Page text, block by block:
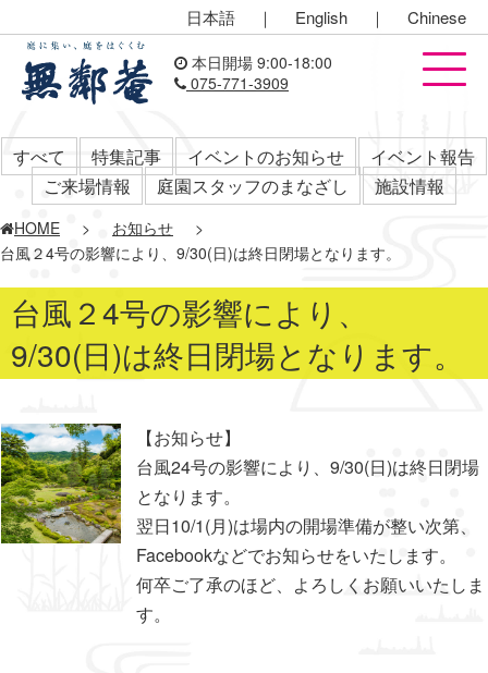
日本語 ｜ English ｜ Chinese
本日開場 9:00-18:00
075-771-3909
すべて 特集記事 イベントのお知らせ
イベント報告
ご来場情報
庭園スタッフのまなざし 施設情報
HOME > お知らせ
>
台風２4号の影響により、9/30(日)は終日閉場となります。
台風２4号の影響により、
9/30(日)は終日閉場となります。
【お知らせ】
台風24号の影響により、9/30(日)は終日閉場
となります。
翌日10/1(月)は場内の開場準備が整い次第、
Facebookなどでお知らせをいたします。
何卒ご了承のほど、よろしくお願いいたしま
す。